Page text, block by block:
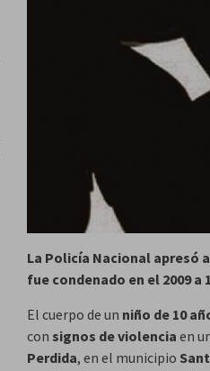
La Policía Nacional apresó
fue condenado en el 2009
El cuerpo de un niño de 10
con signos de violencia en
Perdida, en el municipio